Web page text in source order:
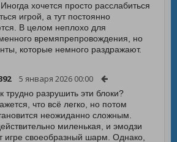
хочется просто расслабиться
игрой, а тут постоянно
В целом неплохо для
времяпрепровождения, но
которые немного раздражают.
5 января 2026 00:00
трудно разрушить эти блоки?
что всё легко, но потом
неожиданно сложным.
миленькая, и эмодзи
игре своеобразный шарм. Однако,